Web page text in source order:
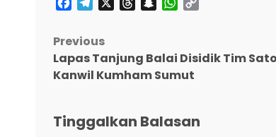
Post
navigation
Previous
Lapas Tanjung Balai Disidik Tim
Kanwil Kumham Sumut
Tinggalkan Balasan